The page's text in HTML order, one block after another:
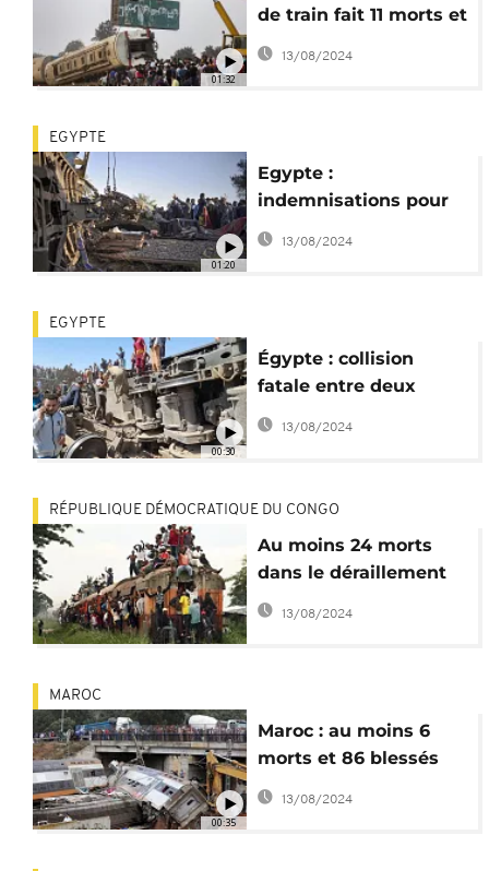
01:32
de train fait 11 morts et
100 blessés
13/08/2024
01:20
EGYPTE
Egypte :
indemnisations pour
les victimes de
13/08/2024
00:30
EGYPTE
Égypte : collision
fatale entre deux
trains
13/08/2024
RÉPUBLIQUE DÉMOCRATIQUE DU CONGO
Au moins 24 morts
dans le déraillement
d'un train en RDC
13/08/2024
00:35
MAROC
Maroc : au moins 6
morts et 86 blessés
dans un déraillement
de train
13/08/2024